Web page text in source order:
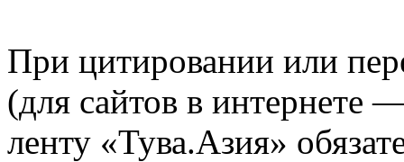
При цитировании или
(для сайтов в интернете
ленту «Тува.Азия»